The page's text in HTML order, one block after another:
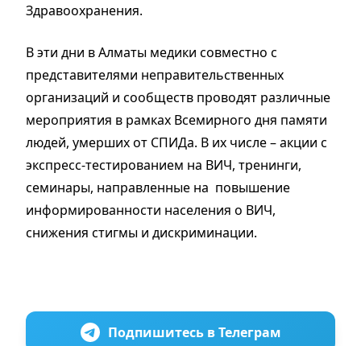
Здравоохранения.
В эти дни в Алматы медики совместно с
представителями неправительственных
организаций и сообществ проводят различные
мероприятия в рамках Всемирного дня памяти
людей, умерших от СПИДа. В их числе – акции с
экспресс-тестированием на ВИЧ, тренинги,
семинары, направленные на повышение
информированности населения о ВИЧ,
снижения стигмы и дискриминации.
Подпишитесь в Телеграм